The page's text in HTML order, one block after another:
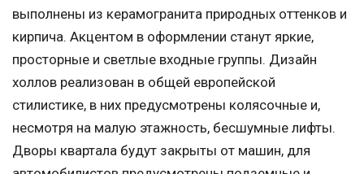
выполнены из керамогранита природных оттенков и
кирпича. Акцентом в оформлении станут яркие,
просторные и светлые входные группы. Дизайн
холлов реализован в общей европейской
стилистике, в них предусмотрены колясочные и,
несмотря на малую этажность, бесшумные лифты.
Дворы квартала будут закрыты от машин, для